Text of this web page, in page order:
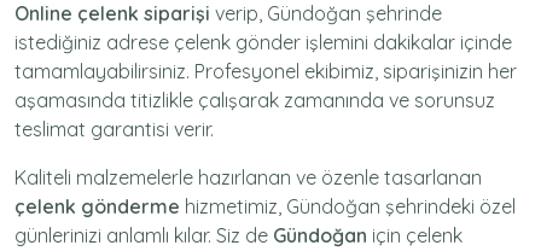
Online çelenk siparişi verip, Gündoğan şehrinde
istediğiniz adrese çelenk gönder işlemini dakikalar içinde
tamamlayabilirsiniz. Profesyonel ekibimiz, siparişinizin her
aşamasında titizlikle çalışarak zamanında ve sorunsuz
teslimat garantisi verir.
Kaliteli malzemelerle hazırlanan ve özenle tasarlanan
çelenk gönderme hizmetimiz, Gündoğan şehrindeki özel
günlerinizi anlamlı kılar. Siz de Gündoğan için çelenk